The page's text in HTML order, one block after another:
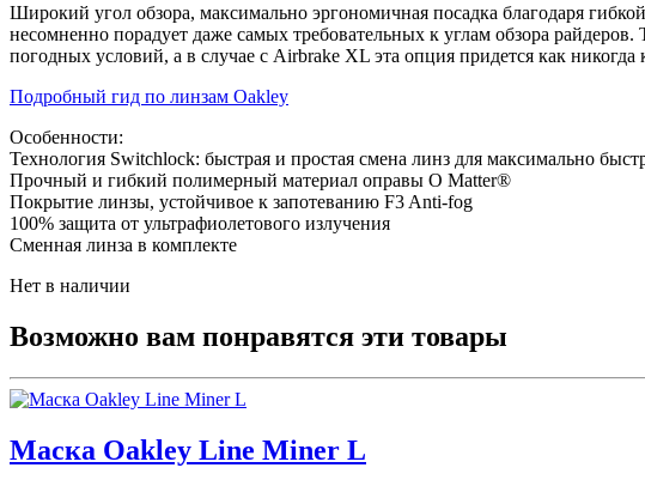
900 .
Широкий угол обзора, максимально эргономичная посадка благодаря
несомненно порадует даже самых требовательных к углам обзора
погодных условий, а в случае с Airbrake XL эта опция придется как
Подробный гид по линзам Oakley
Особенности:
Технология Switchlock: быстрая и простая смена линз для максимально
Прочный и гибкий полимерный материал оправы O Matter®
Покрытие линзы, устойчивое к запотеванию F3 Anti-fog
100% защита от ультрафиолетового излучения
Сменная линза в комплекте
Нет в наличии
Возможно вам понравятся эти товары
Маска Oakley Line Miner L